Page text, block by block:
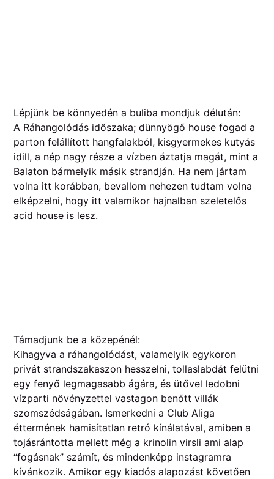
Lépjünk be könnyedén a buliba mondjuk délután:
A Ráhangolódás időszaka; dünnyögő house fogad a
parton felállított hangfalakból, kisgyermekes kutyás
idill, a nép nagy része a vízben áztatja magát, mint a
Balaton bármelyik másik strandján. Ha nem jártam
volna itt korábban, bevallom nehezen tudtam volna
elképzelni, hogy itt valamikor hajnalban szeletelős
acid house is lesz.
Támadjunk be a közepénél:
Kihagyva a ráhangolódást, valamelyik egykoron
privát strandszakaszon hesszelni, tollaslabdát felütni
egy fenyő legmagasabb ágára, és ütővel ledobni
vízparti növényzettel vastagon benőtt villák
szomszédságában. Ismerkedni a Club Aliga
éttermének hamisítatlan retró kínálatával, amiben a
tojásrántotta mellett még a krinolin virsli ami alap
“fogásnak” számít, és mindenképp instagramra
kívánkozik. Amikor egy kiadós alapozást követően